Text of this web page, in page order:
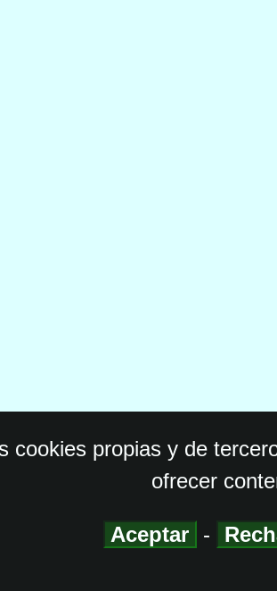
cookies propias y de
ofrecer
Aceptar -